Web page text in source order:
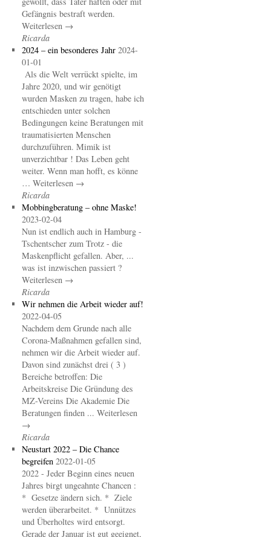
Gefängnis bestraft werden.
Weiterlesen →
Ricarda
2024 – ein besonderes Jahr 2024-
01-01
Als die Welt verrückt spielte, im
Jahre 2020, und wir genötigt
wurden Masken zu tragen, habe ich
entschieden unter solchen
Bedingungen keine Beratungen mit
traumatisierten Menschen
durchzuführen. Mimik ist
unverzichtbar ! Das Leben geht
weiter. Wenn man hofft, es könne
… Weiterlesen →
Ricarda
Mobbingberatung – ohne Maske!
2023-02-04
Nun ist endlich auch in Hamburg -
Tschentscher zum Trotz - die
Maskenpflicht gefallen. Aber, ...
was ist inzwischen passiert ?
Weiterlesen →
Ricarda
Wir nehmen die Arbeit wieder auf!
2022-04-05
Nachdem dem Grunde nach alle
Corona-Maßnahmen gefallen sind,
nehmen wir die Arbeit wieder auf.
Davon sind zunächst drei ( 3 )
Bereiche betroffen: Die
Arbeitskreise Die Gründung des
MZ-Vereins Die Akademie Die
Beratungen finden ... Weiterlesen
→
Ricarda
Neustart 2022 – Die Chance
begreifen 2022-01-05
2022 - Jeder Beginn eines neuen
Jahres birgt ungeahnte Chancen :
* Gesetze ändern sich. * Ziele
werden überarbeitet. * Unnützes
und Überholtes wird entsorgt.
Gerade der Januar ist gut geeignet,